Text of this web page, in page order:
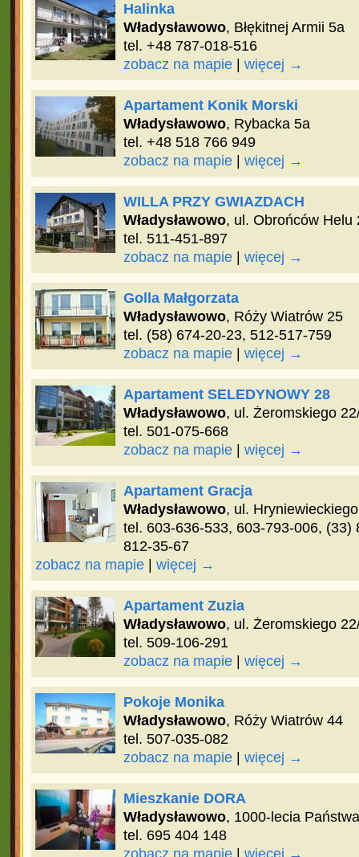
Halinka
Władysławowo, Błękitnej Armii 5a
tel. +48 787-018-516
zobacz na mapie| więcej →
Apartament Konik Morski
Władysławowo, Rybacka 5a
tel. +48 518 766 949
zobacz na mapie| więcej →
WILLA PRZY GWIAZDACH
Władysławowo, ul. Obrońców Helu
tel. 511-451-897
zobacz na mapie| więcej →
Golla Małgorzata
Władysławowo, Róży Wiatrów 25
tel. (58) 674-20-23, 512-517-759
zobacz na mapie| więcej →
Apartament SELEDYNOWY 28
Władysławowo, ul. Żeromskiego
tel. 501-075-668
zobacz na mapie| więcej →
Apartament Gracja
Władysławowo, ul.
tel. 603-636-533, 603-793-006, (33)
812-35-67
zobacz na mapie| więcej →
Apartament Zuzia
Władysławowo, ul. Żeromskiego
tel. 509-106-291
zobacz na mapie| więcej →
Pokoje Monika
Władysławowo, Róży Wiatrów 44
tel. 507-035-082
zobacz na mapie| więcej →
Mieszkanie DORA
Władysławowo, 1000-lecia
tel. 695 404 148
zobacz na mapie| więcej →